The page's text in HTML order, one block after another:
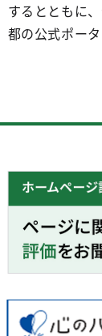
するとともに
都の公式ポータ